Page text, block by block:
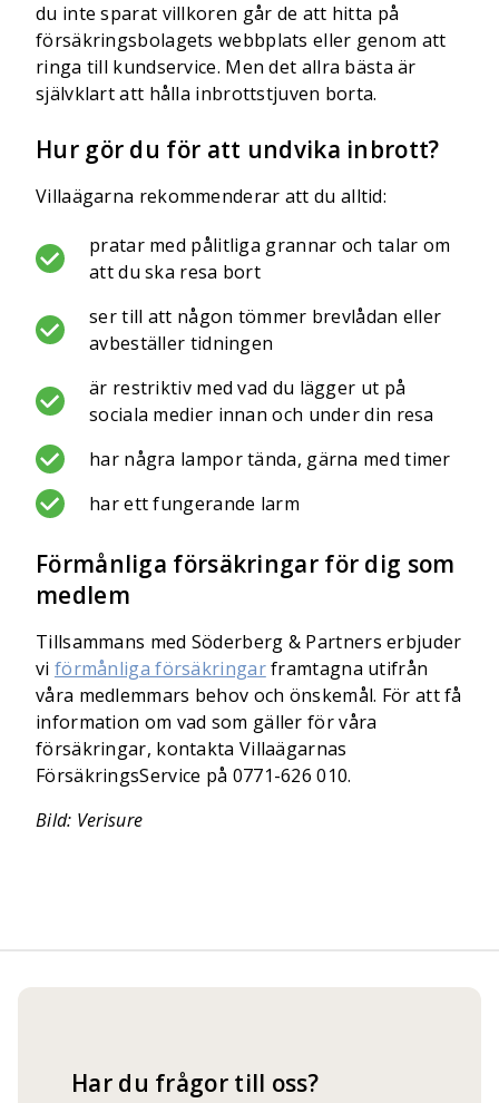
du inte sparat villkoren går de att hitta på
försäkringsbolagets webbplats eller genom att
ringa till kundservice. Men det allra bästa är
självklart att hålla inbrottstjuven borta.
Hur gör du för att undvika inbrott?
Villaägarna rekommenderar att du alltid:
pratar med pålitliga grannar och talar om
att du ska resa bort
ser till att någon tömmer brevlådan eller
avbeställer tidningen
är restriktiv med vad du lägger ut på
sociala medier innan och under din resa
har några lampor tända, gärna med timer
har ett fungerande larm
Förmånliga försäkringar för dig som
medlem
Tillsammans med Söderberg & Partners erbjuder
vi förmånliga försäkringarframtagna utifrån
våra medlemmars behov och önskemål. För att få
information om vad som gäller för våra
försäkringar, kontakta Villaägarnas
FörsäkringsService på 0771-626 010.
Bild: Verisure
Har du frågor till oss?